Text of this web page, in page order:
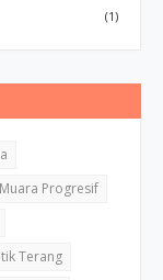
(1)
Muara Progresif
Terang